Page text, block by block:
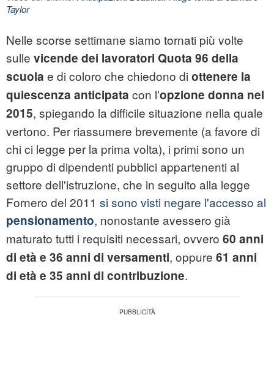
Taylor
Nelle scorse settimane siamo tornati più volte
sulle vicende dei lavoratori Quota 96 della
scuola e di coloro che chiedono di ottenere la
quiescenza anticipata con l'opzione donna nel
2015, spiegando la difficile situazione nella quale
vertono. Per riassumere brevemente (a favore di
chi ci legge per la prima volta), i primi sono un
gruppo di dipendenti pubblici appartenenti al
settore dell'istruzione, che in seguito alla legge
Fornero del 2011 si sono visti negare l'accesso al
pensionamento, nonostante avessero già
maturato tutti i requisiti necessari, ovvero 60 anni
di età e 36 anni di versamenti, oppure 61 anni
di età e 35 anni di contribuzione.